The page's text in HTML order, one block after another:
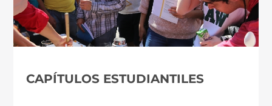
CAPÍTULOS ESTUDIANTILES